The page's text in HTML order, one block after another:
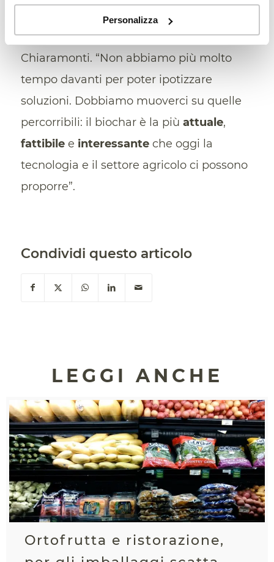
Personalizza
di proporre soluzioni carbon negative in
tempi molto rapidi” aggiunge
Chiaramonti. “Non abbiamo più molto
tempo davanti per poter ipotizzare
soluzioni. Dobbiamo muoverci su quelle
percorribili: il biochar è la più attuale,
fattibilee interessanteche oggi la
tecnologia e il settore agricolo ci possono
proporre”.
Condividi questo articolo
LEGGI ANCHE
Ortofrutta e ristorazione,